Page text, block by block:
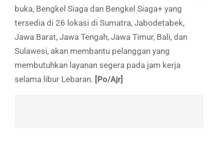
buka, Bengkel Siaga dan Bengkel Siaga+ yang
tersedia di 26 lokasi di Sumatra, Jabodetabek,
Jawa Barat, Jawa Tengah, Jawa Timur, Bali, dan
Sulawesi, akan membantu pelanggan yang
membutuhkan layanan segera pada jam kerja
selama libur Lebaran. [Po/Ajr]